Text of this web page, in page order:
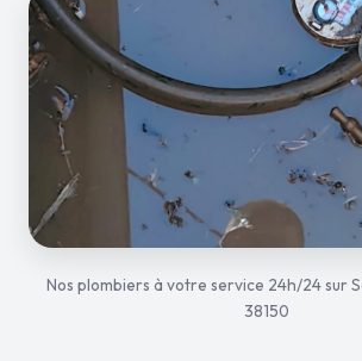
Nos plombiers à votre service 24h/24 sur
38150